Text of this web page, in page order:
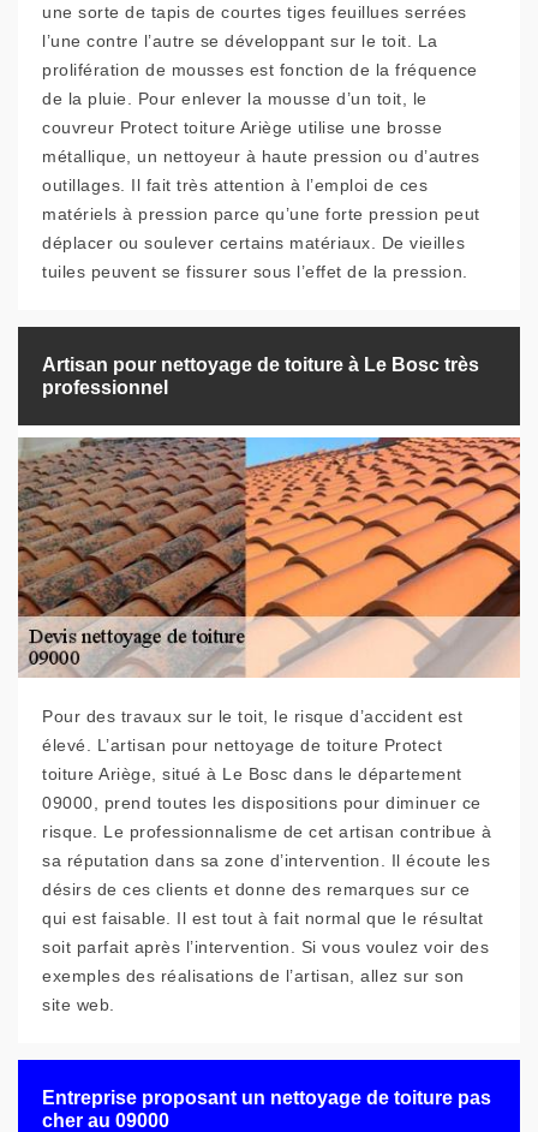
une sorte de tapis de courtes tiges feuillues serrées
l’une contre l’autre se développant sur le toit. La
prolifération de mousses est fonction de la fréquence
de la pluie. Pour enlever la mousse d’un toit, le
couvreur Protect toiture Ariège utilise une brosse
métallique, un nettoyeur à haute pression ou d’autres
outillages. Il fait très attention à l’emploi de ces
matériels à pression parce qu’une forte pression peut
déplacer ou soulever certains matériaux. De vieilles
tuiles peuvent se fissurer sous l’effet de la pression.
Artisan pour nettoyage de toiture à Le Bosc très
professionnel
Pour des travaux sur le toit, le risque d’accident est
élevé. L’artisan pour nettoyage de toiture Protect
toiture Ariège, situé à Le Bosc dans le département
09000, prend toutes les dispositions pour diminuer ce
risque. Le professionnalisme de cet artisan contribue à
sa réputation dans sa zone d’intervention. Il écoute les
désirs de ces clients et donne des remarques sur ce
qui est faisable. Il est tout à fait normal que le résultat
soit parfait après l’intervention. Si vous voulez voir des
exemples des réalisations de l’artisan, allez sur son
site web.
Entreprise proposant un nettoyage de toiture pas
cher au 09000